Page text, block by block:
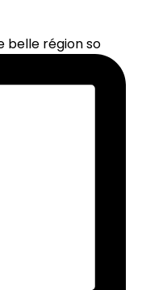
belle région so